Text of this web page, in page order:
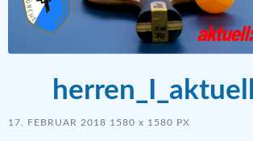
17. FEBRUAR 2018 1580 x 1580 PX